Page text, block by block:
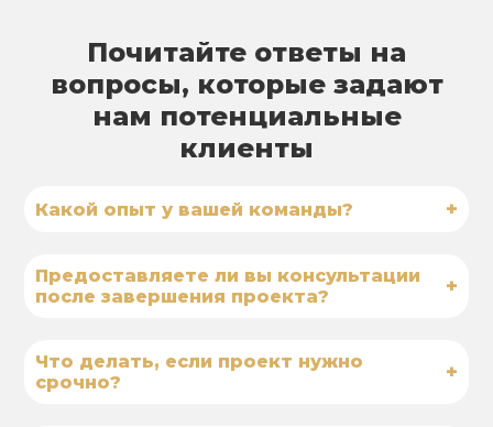
Почитайте ответы на
вопросы, которые задают
нам потенциальные
клиенты
Какой опыт у вашей команды? +
Предоставляете ли вы консультации
после завершения проекта?
+
Что делать, если проект нужно
срочно?
+